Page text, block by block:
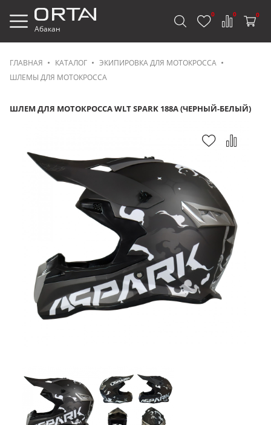
Абакан
0 0 0
ГЛАВНАЯ КАТАЛОГ
ЭКИПИРОВКА ДЛЯ МОТОКРОССА
ШЛЕМЫ ДЛЯ МОТОКРОССА
ШЛЕМ ДЛЯ МОТОКРОССА WLT SPARK 188A (ЧЕРНЫЙ-БЕЛЫЙ)